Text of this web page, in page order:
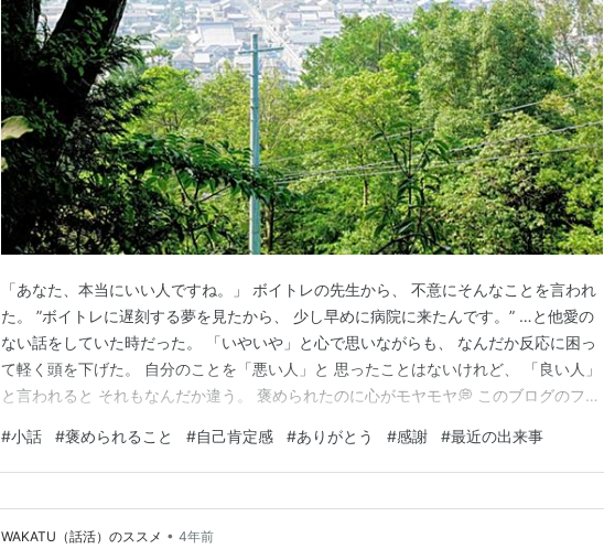
「あなた、本当にいい人ですね。」 ボイトレの先生から、 不意にそんなことを言われ
た。 ”ボイトレに遅刻する夢を見たから、 少し早めに病院に来たんです。” …と他愛の
ない話をしていた時だった。 「いやいや」と心で思いながらも、 なんだか反応に困っ
て軽く頭を下げた。 自分のことを「悪い人」と 思ったことはないけれど、 「良い人」
と言われると それもなんだか違う。 褒められたのに心がモヤモヤ💭 このブログのファ
さんに良い部分しか見せてないとかなんとか) 自分のことは好きだけれど 悪いところは
たくさんあるし、 やっぱ…
#小話 #褒められること #自己肯定感 #ありがとう #感謝 #最近の出来事
WAKATU（話活）のススメ • 4年前